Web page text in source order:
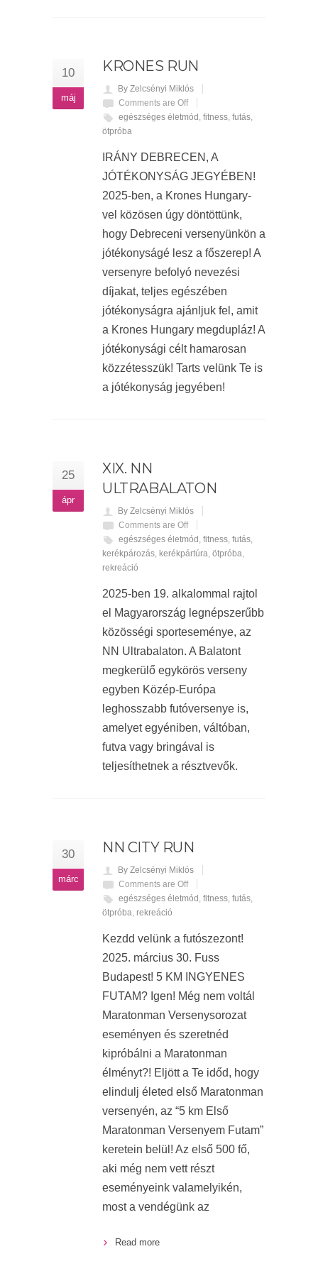
10
máj
KRONES RUN
By Zelcsényi Miklós
Comments are Off
egészséges életmód , fitness, futás,
ötpróba
IRÁNY DEBRECEN, A
JÓTÉKONYSÁG JEGYÉBEN!
2025-ben, a Krones Hungary-
vel közösen úgy döntöttünk,
hogy Debreceni versenyünkön a
jótékonyságé lesz a főszerep! A
versenyre befolyó nevezési
díjakat, teljes egészében
jótékonyságra ajánljuk fel, amit
a Krones Hungary megdupláz! A
jótékonysági célt hamarosan
közzétesszük! Tarts velünk Te is
a jótékonyság jegyében!
25
ápr
XIX. NN
ULTRABALATON
By Zelcsényi Miklós
Comments are Off
egészséges életmód , fitness, futás,
kerékpározás, kerékpártúra, ötpróba,
rekreáció
2025-ben 19. alkalommal rajtol
el Magyarország legnépszerűbb
közösségi sporteseménye, az
NN Ultrabalaton. A Balatont
megkerülő egykörös verseny
egyben Közép-Európa
leghosszabb futóversenye is,
amelyet egyéniben, váltóban,
futva vagy bringával is
teljesíthetnek a résztvevők.
30
márc
NN CITY RUN
By Zelcsényi Miklós
Comments are Off
egészséges életmód , fitness, futás,
ötpróba, rekreáció
Kezdd velünk a futószezont!
2025. március 30. Fuss
Budapest! 5 KM INGYENES
FUTAM? Igen! Még nem voltál
Maratonman Versenysorozat
eseményen és szeretnéd
kipróbálni a Maratonman
élményt?! Eljött a Te időd, hogy
elindulj életed első Maratonman
versenyén, az “5 km Első
Maratonman Versenyem Futam”
keretein belül! Az első 500 fő,
aki még nem vett részt
eseményeink valamelyikén,
most a vendégünk az
Read more